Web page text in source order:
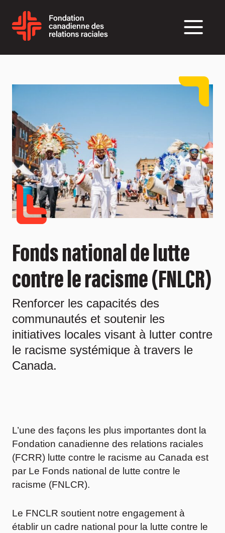
Fonds national de lutte
contre le racisme (FNLCR)
Renforcer les capacités des
communautés et soutenir les
initiatives locales visant à lutter contre
le racisme systémique à travers le
Canada.
L’une des façons les plus importantes dont la
Fondation canadienne des relations raciales
(FCRR) lutte contre le racisme au Canada est
par Le Fonds national de lutte contre le
racisme (FNLCR).
Le FNCLR soutient notre engagement à
établir un cadre national pour la lutte contre le